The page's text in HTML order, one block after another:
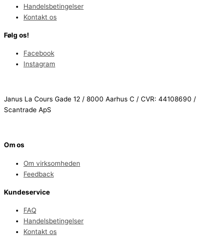
Handelsbetingelser
Kontakt os
Følg os!
Facebook
Instagram
Janus La Cours Gade 12 / 8000 Aarhus C / CVR: 44108690 /
Scantrade ApS
Om os
Om virksomheden
Feedback
Kundeservice
FAQ
Handelsbetingelser
Kontakt os